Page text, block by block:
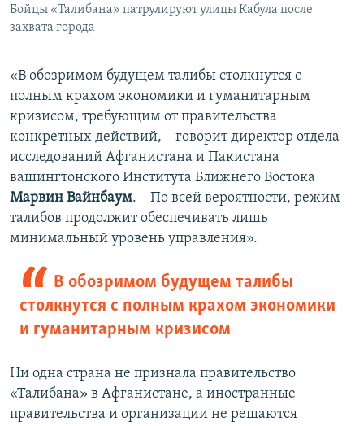
Бойцы «Талибана» патрулируют улицы Кабула после
захвата города
«В обозримом будущем талибы столкнутся с
полным крахом экономики и гуманитарным
кризисом, требующим от правительства
конкретных действий, – говорит директор отдела
исследований Афганистана и Пакистана
вашингтонского Института Ближнего Востока
Марвин Вайнбаум. – По всей вероятности, режим
талибов продолжит обеспечивать лишь
минимальный уровень управления».
В обозримом будущем талибы
столкнутся с полным крахом экономики
и гуманитарным кризисом
Ни одна страна не признала правительство
«Талибана» в Афганистане, а иностранные
правительства и организации не решаются